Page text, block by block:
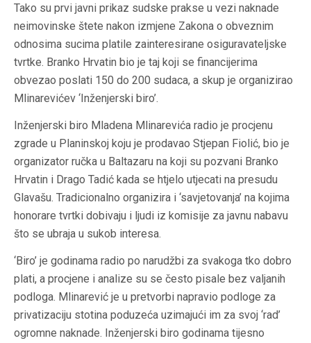
Tako su prvi javni prikaz sudske prakse u vezi naknade
neimovinske štete nakon izmjene Zakona o obveznim
odnosima sucima platile zainteresirane osiguravateljske
tvrtke. Branko Hrvatin bio je taj koji se financijerima
obvezao poslati 150 do 200 sudaca, a skup je organizirao
Mlinarevićev ‘Inženjerski biro’.
Inženjerski biro Mladena Mlinarevića radio je procjenu
zgrade u Planinskoj koju je prodavao Stjepan Fiolić, bio je
organizator ručka u Baltazaru na koji su pozvani Branko
Hrvatin i Drago Tadić kada se htjelo utjecati na presudu
Glavašu. Tradicionalno organizira i ‘savjetovanja’ na kojima
honorare tvrtki dobivaju i ljudi iz komisije za javnu nabavu
što se ubraja u sukob interesa.
‘Biro’ je godinama radio po narudžbi za svakoga tko dobro
plati, a procjene i analize su se često pisale bez valjanih
podloga. Mlinarević je u pretvorbi napravio podloge za
privatizaciju stotina poduzeća uzimajući im za svoj ‘rad’
ogromne naknade. Inženjerski biro godinama tijesno